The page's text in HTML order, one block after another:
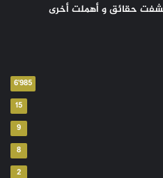
كشفت حقائق و أهملت أخرى
6٬985
15
9
8
2